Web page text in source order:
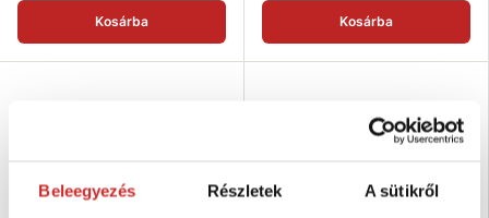
Beleegyezés Részletek A sütikről
Kosárba Kosárba